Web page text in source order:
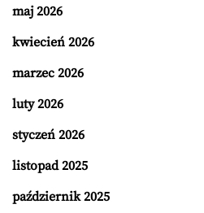
maj 2026
kwiecień 2026
marzec 2026
luty 2026
styczeń 2026
listopad 2025
październik 2025